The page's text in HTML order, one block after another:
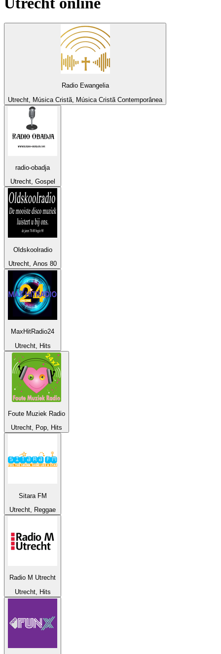
Radio Ewangelia
Utrecht, Música Cristã, Música Cristã Contemporânea
radio-obadja
Utrecht, Gospel
Oldskoolradio
Utrecht, Anos 80
MaxHitRadio24
Utrecht, Hits
Foute Muziek Radio
Utrecht, Pop, Hits
Sitara FM
Utrecht, Reggae
Radio M Utrecht
Utrecht, Hits